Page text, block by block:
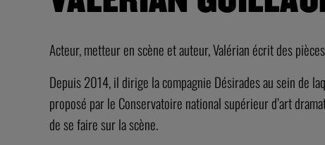
Acteur, metteur en scène et auteur, Valérian écrit des
Depuis 2014, il dirige la compagnie Désirades au sein de
proposé par le Conservatoire national supérieur d’art
de se faire sur la scène.